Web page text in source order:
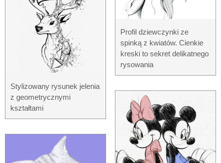
Stylizowany rysunek jelenia
z geometrycznymi
kształtami
Profil dziewczynki ze
spinką z kwiatów. Cienkie
kreski to sekret delikatnego
rysowania